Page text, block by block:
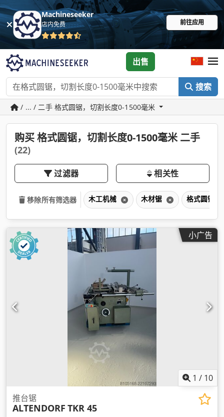
Machineseeker
店内免费 前往应用
搜索
出售
/ ... / 二手 格式圆锯，切割长度0-1500毫米
购买 格式圆锯，切割长度0-1500毫米 二手
(22)
过滤器 相关性
移除所有筛选器 木工机械 木材锯 格式圆锯
小广告
1 / 10
推台锯
ALTENDORF TKR 45